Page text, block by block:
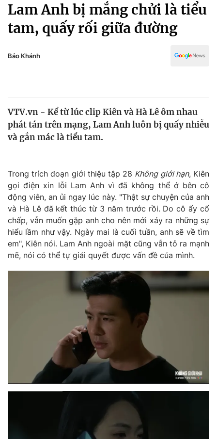
Chính trị
Xã hội
Pháp luật
Thế giới
Tin tức
Câu chuyện quốc tế
Kinh tế
Thị trường
Góc doanh nghiệp
Dữ liệu và đời sống
Truyền hình
Phim VTV
Hậu trường
Nhân vật
Giải trí
Điện ảnh
Đời sống
Chất lượng cuộc sống
Hitech Công nghệ tương lai
Thị trường
Tư vấn
Giao lưu trực tuyến
Lịch phát sóng
Podcast
Truyền hình
Văn hóa - Giải trí
Y tế
Lam Anh bị mắng chửi là tiểu
tam, quấy rối giữa đường
Bảo Khánh
VTV.vn - Kể từ lúc clip Kiên và Hà Lê ôm nhau
phát tán trên mạng, Lam Anh luôn bị quấy nhiễu
và gắn mác là tiểu tam.
Trong trích đoạn giới thiệu tập 28 Không giới hạn, Kiên
gọi điện xin lỗi Lam Anh vì đã không thể ở bên cô
động viên, an ủi ngay lúc này. "Thật sự chuyện của anh
và Hà Lê đã kết thúc từ 3 năm trước rồi. Do cô ấy cố
chấp, vẫn muốn gặp anh cho nên mới xảy ra những sự
hiểu lầm như vậy. Ngày mai là cuối tuần, anh sẽ về tìm
em", Kiên nói. Lam Anh ngoài mặt cũng vẫn tỏ ra mạnh
mẽ, nói có thể tự giải quyết được vấn đề của mình.